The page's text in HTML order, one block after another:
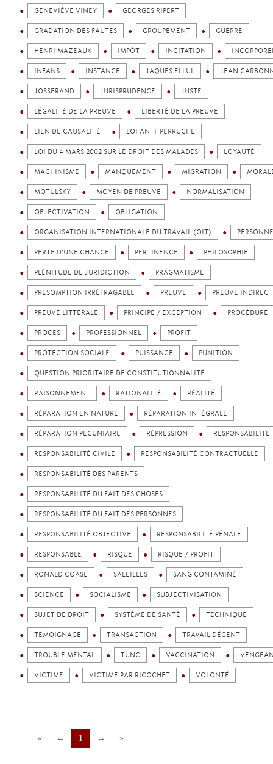
GENEVIÈVE VINEY GEORGES RIPERT
GRADATION DES FAUTES GROUPEMENT GUERRE
HENRI MAZEAUX IMPÔT INCITATION
INFANS INSTANCE JAQUES ELLUL JEAN
JOSSERAND JURISPRUDENCE JUSTE
LÉGALITÉ DE LA PREUVE LIBERTÉ DE LA PREUVE
LIEN DE CAUSALITÉ LOI ANTI-PERRUCHE
LOI DU 4 MARS 2002 SUR LE DROIT DES MALADES LOYAUTÉ
MACHINISME MANQUEMENT MIGRATION
MOTULSKY MOYEN DE PREUVE NORMALISATION
OBJECTIVATION OBLIGATION
ORGANISATION INTERNATIONALE DU TRAVAIL (OIT) PERSONNE
PERTE D’UNE CHANCE PERTINENCE PHILOSOPHIE
PLÉNITUDE DE JURIDICTION PRAGMATISME
PRÉSOMPTION IRRÉFRAGABLE PREUVE PREUVE
PREUVE LITTÉRALE PRINCIPE / EXCEPTION PROCÉDURE
PROCÈS PROFESSIONNEL PROFIT
PROTECTION SOCIALE PUISSANCE PUNITION
QUESTION PRIORITAIRE DE CONSTITUTIONNALITÉ
RAISONNEMENT RATIONALITÉ RÉALITÉ
RÉPARATION EN NATURE RÉPARATION INTÉGRALE
RÉPARATION PÉCUNIAIRE RÉPRESSION RESPONSABILITÉ
RESPONSABILITÉ CIVILE RESPONSABILITÉ CONTRACTUELLE
RESPONSABILITÉ DES PARENTS
RESPONSABILITÉ DU FAIT DES CHOSES
RESPONSABILITÉ DU FAIT DES PERSONNES
RESPONSABILITÉ OBJECTIVE RESPONSABILITÉ PÉNALE
RESPONSABLE RISQUE RISQUE / PROFIT
RONALD COASE SALEILLES SANG CONTAMINÉ
SCIENCE SOCIALISME SUBJECTIVISATION
SUJET DE DROIT SYSTÈME DE SANTÉ TECHNIQUE
TÉMOIGNAGE TRANSACTION TRAVAIL DÉCENT
TROUBLE MENTAL TUNC VACCINATION
VICTIME VICTIME PAR RICOCHET VOLONTÉ
« ← 1 → »